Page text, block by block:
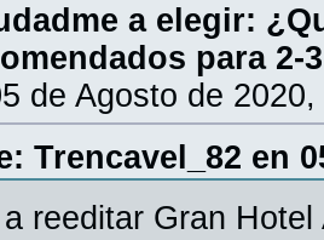
a elegir:
para 2-
de Agosto de
Trencavel_82 en
reeditar Gran